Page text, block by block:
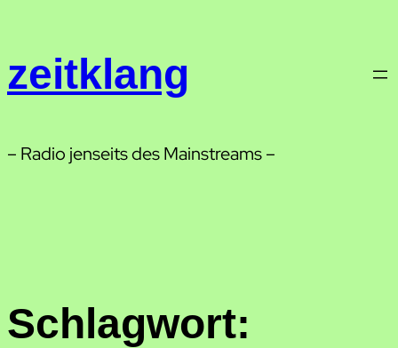
springen
zeitklang
– Radio jenseits des Mainstreams –
Schlagwort: